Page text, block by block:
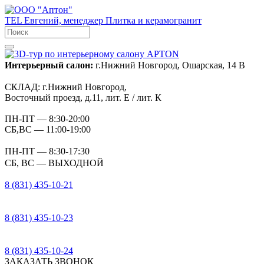
TEL Евгений, менеджер Плитка и керамогранит
Интерьерный салон: г.Нижний Новгород, Ошарская, 14 В
СКЛАД: г.Нижний Новгород,
Восточный проезд, д.11, лит. Е / лит. К
ПН-ПТ — 8:30-20:00
СБ,ВС — 11:00-19:00
ПН-ПТ — 8:30-17:30
СБ, ВС — ВЫХОДНОЙ
8 (831) 435-10-21
8 (831) 435-10-23
8 (831) 435-10-24
ЗАКАЗАТЬ ЗВОНОК